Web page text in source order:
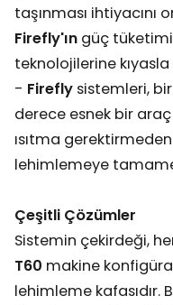
taşınması ihtiyacını
Firefly'ın güç
teknolojilerine
- Firefly sistemleri,
derece esnek bir
ısıtma gerektirmeden
lehimlemeye
Çeşitli Çözümler
Sistemin çekirdeği,
T60 makine
lehimleme kafasıdır.